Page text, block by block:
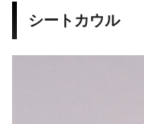
シートカウル